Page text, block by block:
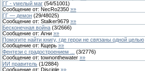
ГГ - умелый маг (54/51001)
Сообщение от: NecRo2350 »»
ГГ — демон (29/48025)
Сообщение от: Stalker9679 »»
Бесконечная война (3/2666)
Сообщение от: Агни »»
Помогите найти книгу, где герои не связаны одной целью
Сообщение от: Кщерь »»
Фентези с градостроением ...
(3/2776)
Сообщение от: townonthewater »»
ИИ правитель (1/2884)
Сообщение от: Disciple »»